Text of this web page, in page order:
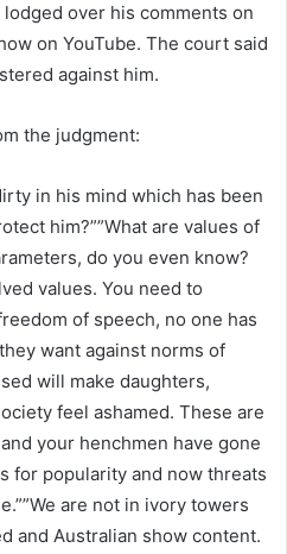
over his comments on
on YouTube. The court said
against him.
the judgment:
in his mind which has been
him?””What are values of
do you even know?
values. You need to
of speech, no one has
want against norms of
will make daughters,
feel ashamed. These are
your henchmen have gone
for popularity and now threats
are not in ivory towers
and Australian show content.